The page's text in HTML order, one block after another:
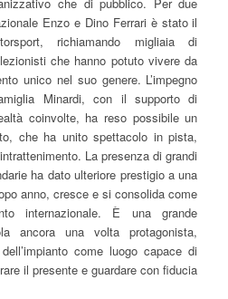
Enzo e Dino Ferrari è stato il
richiamando migliaia di
che hanno potuto vivere da
unico nel suo genere. L’impegno
Minardi, con il supporto di
coinvolte, ha reso possibile un
che ha unito spettacolo in pista,
La presenza di grandi
ha dato ulteriore prestigio a una
anno, cresce e si consolida come
internazionale. È una grande
ancora una volta protagonista,
come luogo capace di
il presente e guardare con fiducia